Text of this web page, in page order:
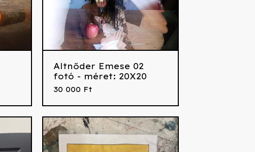
Altnőder Emese 02
fotó - méret: 20X20
30 000 Ft